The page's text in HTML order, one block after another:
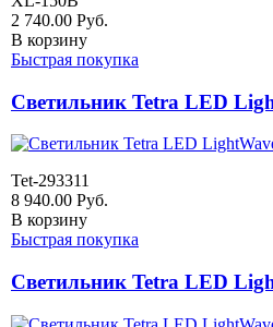
2 740.00 Руб.
В корзину
Быстрая покупка
Светильник Tetra LED
Tet-293311
8 940.00 Руб.
В корзину
Быстрая покупка
Светильник Tetra LED